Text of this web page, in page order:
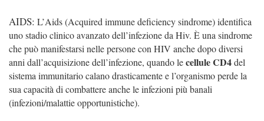
AIDS: L’Aids(Acquired immune deficiency sindrome) identifica
uno stadio clinico avanzato dell’infezione da Hiv. È una sindrome
che può manifestarsi nelle persone con HIV anche dopo diversi
anni dall’acquisizione dell’infezione, quando lecellule CD4del
sistema immunitario calano drasticamente e l’organismo perde la
sua capacità di combattere anche le infezioni più banali
(infezioni/malattie opportunistiche).